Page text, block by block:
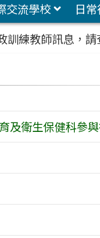
交流學校 日
訓練教師訊息，請
及衛生保健科參